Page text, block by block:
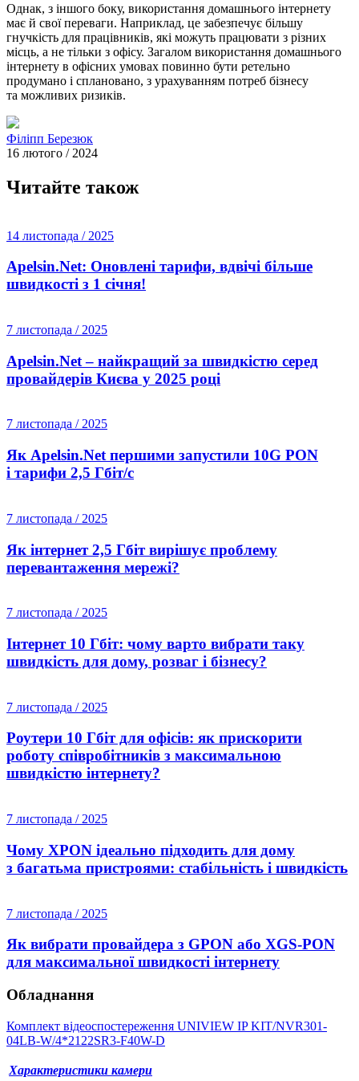
Однак, з іншого боку, використання домашнього інтернету
має й свої переваги. Наприклад, це забезпечує більшу
гнучкість для працівників, які можуть працювати з різних
місць, а не тільки з офісу. Загалом використання домашнього
інтернету в офісних умовах повинно бути ретельно
продумано і сплановано, з урахуванням потреб бізнесу
та можливих ризиків.
Філіпп Березюк
16 лютого / 2024
Читайте також
14 листопада / 2025
Apelsin.Net: Оновлені тарифи, вдвічі більше
швидкості з 1 січня!
7 листопада / 2025
Apelsin.Net – найкращий за швидкістю серед
провайдерів Києва у 2025 році
7 листопада / 2025
Як Apelsin.Net першими запустили 10G PON
і тарифи 2,5 Гбіт/с
7 листопада / 2025
Як інтернет 2,5 Гбіт вирішує проблему
перевантаження мережі?
7 листопада / 2025
Інтернет 10 Гбіт: чому варто вибрати таку
швидкість для дому, розваг і бізнесу?
7 листопада / 2025
Роутери 10 Гбіт для офісів: як прискорити
роботу співробітників з максимальною
швидкістю інтернету?
7 листопада / 2025
Чому XPON ідеально підходить для дому
з багатьма пристроями: стабільність і швидкість
7 листопада / 2025
Як вибрати провайдера з GPON або XGS-PON
для максимальної швидкості інтернету
Обладнання
Комплект відеоспостереження UNIVIEW IP KIT/NVR301-
04LB-W/4*2122SR3-F40W-D
Характеристики камери